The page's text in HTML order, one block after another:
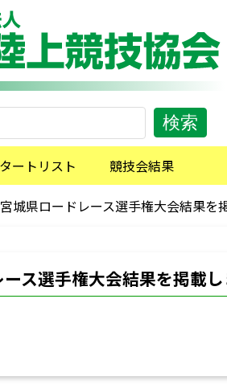
ートリスト 競技会結果
城県ロードレース選手権大会結果を
ス選手権大会結果を掲載